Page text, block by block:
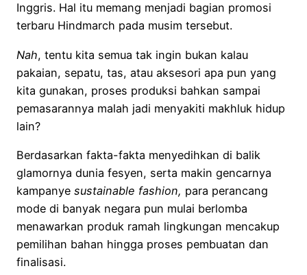
Inggris. Hal itu memang menjadi bagian promosi
terbaru Hindmarch pada musim tersebut.
Nah, tentu kita semua tak ingin bukan kalau
pakaian, sepatu, tas, atau aksesori apa pun yang
kita gunakan, proses produksi bahkan sampai
pemasarannya malah jadi menyakiti makhluk hidup
lain?
Berdasarkan fakta-fakta menyedihkan di balik
glamornya dunia fesyen, serta makin gencarnya
kampanye sustainable fashion, para perancang
mode di banyak negara pun mulai berlomba
menawarkan produk ramah lingkungan mencakup
pemilihan bahan hingga proses pembuatan dan
finalisasi.